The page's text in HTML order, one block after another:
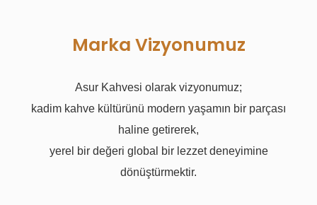
Marka Vizyonumuz
Asur Kahvesi olarak vizyonumuz;
kadim kahve kültürünü modern yaşamın bir parçası
haline getirerek,
yerel bir değeri global bir lezzet deneyimine
dönüştürmektir.